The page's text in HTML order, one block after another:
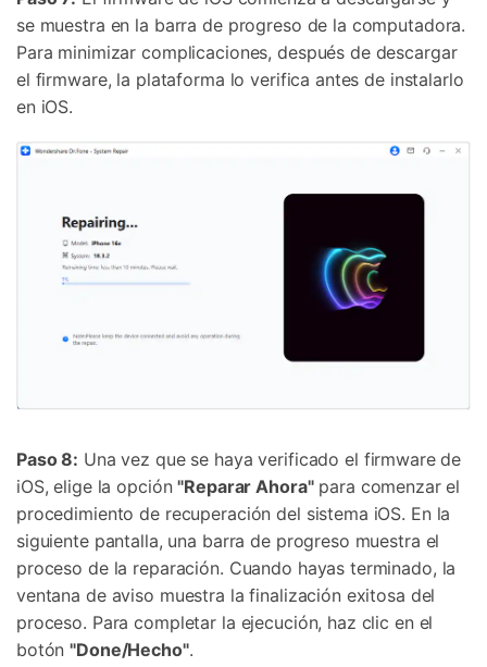
se muestra en la barra de progreso de la computadora.
Para minimizar complicaciones, después de descargar
el firmware, la plataforma lo verifica antes de instalarlo
en iOS.
Paso 8: Una vez que se haya verificado el firmware de
iOS, elige la opción"Reparar Ahora"para comenzar el
procedimiento de recuperación del sistema iOS. En la
siguiente pantalla, una barra de progreso muestra el
proceso de la reparación. Cuando hayas terminado, la
ventana de aviso muestra la finalización exitosa del
proceso. Para completar la ejecución, haz clic en el
botón"Done/Hecho".